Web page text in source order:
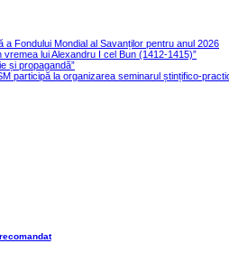
Fondului Mondial al Savanților pentru anul 2026
vremea lui Alexandru I cel Bun (1412-1415)”
și propagandă”
participă la organizarea seminarul ștințifico-